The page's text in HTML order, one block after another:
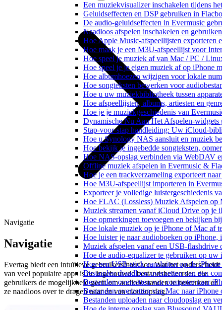
Een muziekvisualizer inschakelen tijdens
Geluidseffecten en DSP gebruiken in
De audio-geluidseffecten in Evermusic
Naadloos afspelen inschakelen en
Hoe Apple Music-afspeellijsten exporteren
Hoe maak je een M3U-afspeellijst voor
Hoe speel je muziek af van Mac / PC /
Hoe speel je je eigen muziek af op iPhone
Hoe albumhoezen wijzigen voor lokale
Hoe songteksten bewerken voor
Hoe u uw muziekbibliotheek tussen
Hoe afspeellijsten, albums, artiesten en
Hoe je je muziekgeschiedenis van
Dynamische Nu Aan Het Afspelen-
Stap-voor-stap handleiding: Uw iCloud-
Hoe u Synology NAS aansluit en muziek
Hoe bekijk je ingebedde songteksten,
Hoe NAS-opslag verbinden via WebDAV
Offline muziek afspelen in Evermusic &
Hoe je een trackverzameling exporteert
Hoe M3U-afspeellijst importeren in
Exporteer je volledige luistergeschiedenis
Hoe FLAC (Lossless) Muziek Afspelen op
Muziek streamen vanaf iCloud Drive op je
Hoe opmerkingen toevoegen en bekijken
Hoe lokale muziek op je iPhone of Mac af
Hoe luister je naar audioboeken op iPhone,
Muziek afspelen vanaf een USB-
Hoe de audio-equalizer te gebruiken op
Hoe een USB-stick aansluiten op de
Bestanden draadloos overzetten van een
Bestanden overzetten van computer naar
Bestanden overzetten van Mac naar
Bestanden uploaden naar cloudopslag en
Navigatie
Navigatie
Evertag biedt een intuïtieve gebruikersinterface. Wat het onderscheidt
van veel populaire apps is de ingebouwde bestandsbeheerder, die
gebruikers de mogelijkheid geeft om audiobestanden te bewerken en
ze naadloos over te dragen naar en van cloudopslag.